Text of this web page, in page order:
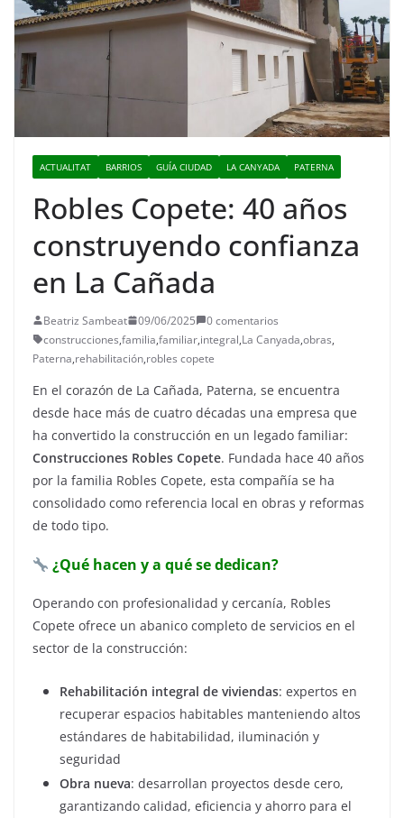
ACTUALITAT BARRIOS GUÍA CIUDAD LA CANYADA PATERNA
Robles Copete: 40 años
construyendo confianza
en La Cañada
Beatriz Sambeat 09/06/2025
0 comentarios
construcciones,familia,familiar,integral,La Canyada,obras,
Paterna,rehabilitación,robles copete
En el corazón de La Cañada, Paterna, se encuentra
desde hace más de cuatro décadas una empresa que
ha convertido la construcción en un legado familiar:
Construcciones Robles Copete. Fundada hace 40 años
por la familia Robles Copete, esta compañía se ha
consolidado como referencia local en obras y reformas
de todo tipo.
¿Qué hacen y a qué se dedican?
Operando con profesionalidad y cercanía, Robles
Copete ofrece un abanico completo de servicios en el
sector de la construcción:
Rehabilitación integral de viviendas: expertos en
recuperar espacios habitables manteniendo altos
estándares de habitabilidad, iluminación y
seguridad
Obra nueva: desarrollan proyectos desde cero,
garantizando calidad, eficiencia y ahorro para el